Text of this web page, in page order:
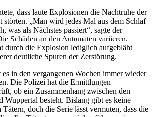
dass laute Explosionen die Nachtruhe der
störten. „Man wird jedes Mal aus dem Schlaf
was als Nächstes passiert“, sagte der
Schäden an den Automaten variieren.
durch die Explosion lediglich aufgebläht
deutliche Spuren der Zerstörung.
in den vergangenen Wochen immer wieder
Die Polizei hat die Ermittlungen
ob ein Zusammenhang zwischen den
Wuppertal besteht. Bislang gibt es keine
doch die Serie lässt vermuten, dass die